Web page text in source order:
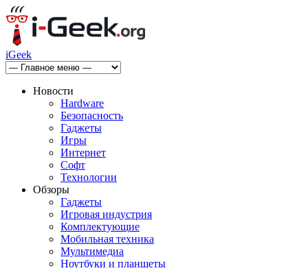
iGeek
Новости
Hardware
Безопасность
Гаджеты
Игры
Интернет
Софт
Технологии
Обзоры
Гаджеты
Игровая индустрия
Комплектующие
Мобильная техника
Мультимедиа
Ноутбуки и планшеты